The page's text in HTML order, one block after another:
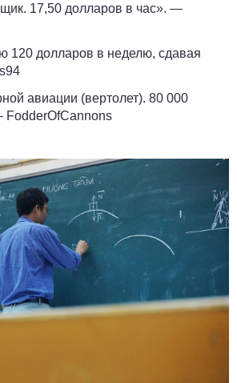
17,50 долларов в час». —
120 долларов в неделю, сдавая
авиации (вертолет). 80 000
FodderOfCannons